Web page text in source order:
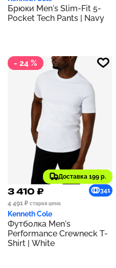
Брюки Men's Slim-Fit 5-
Pocket Tech Pants | Navy
- 24 %
Доставка 199 р.
3 410 ₽
341
4 491 ₽ старая цена
Kenneth Cole
Футболка Men's
Performance Crewneck T-
Shirt | White